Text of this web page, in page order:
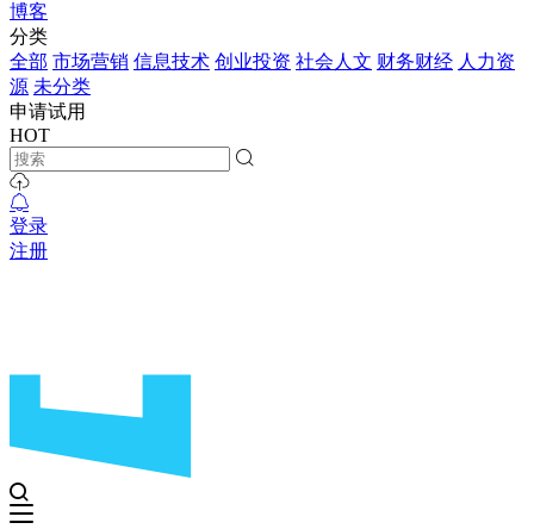
博客
分类
全部 市场营销 信息技术 创业投资 社会人文 财务财经 人力资
源 未分类
申请试用
HOT
登录
注册